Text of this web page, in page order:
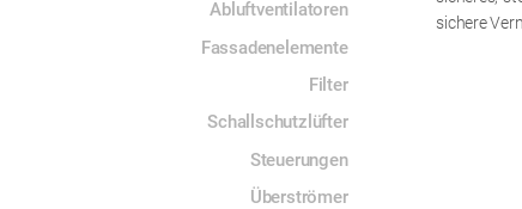
Abluftventilatoren
Fassadenelemente
Filter
Schallschutzlüfter
Steuerungen
Überströmer
sichere